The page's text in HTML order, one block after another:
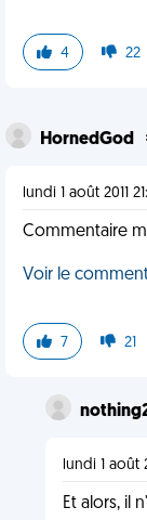
4 22
HornedGod
lundi 1 août 2011
Commentaire
Voir le
7 21
lundi 1 août
Et alors, il